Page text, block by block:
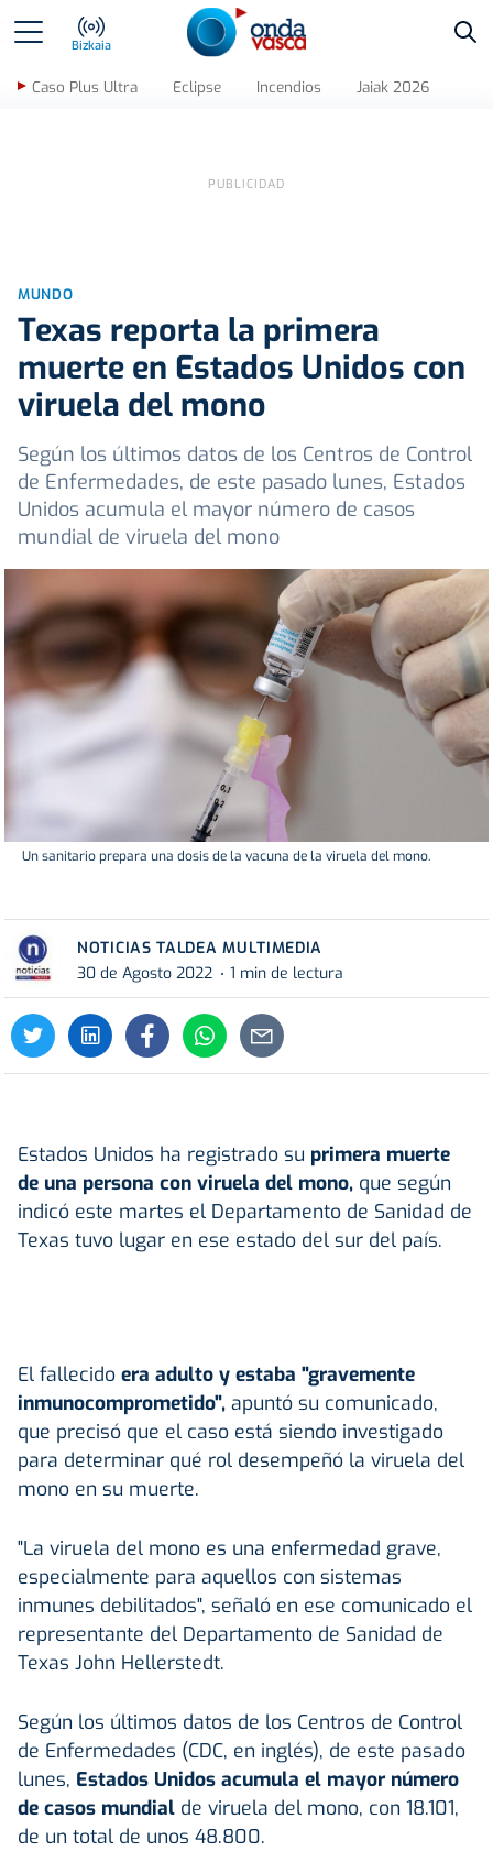
Bizkaia
Caso Plus Ultra Eclipse Incendios Jaiak 2026
MUNDO
Texas reporta la primera
muerte en Estados Unidos con
viruela del mono
Según los últimos datos de los Centros de Control
de Enfermedades, de este pasado lunes, Estados
Unidos acumula el mayor número de casos
mundial de viruela del mono
Un sanitario prepara una dosis de la vacuna de la viruela del mono.
NOTICIAS TALDEA MULTIMEDIA
30 de Agosto 2022
1 min de lectura
Estados Unidos ha registrado su primera muerte
de una persona con viruela del mono, que según
indicó este martes el Departamento de Sanidad de
Texas tuvo lugar en ese estado del sur del país.
El fallecido era adulto y estaba "gravemente
inmunocomprometido", apuntó su comunicado,
que precisó que el caso está siendo investigado
para determinar qué rol desempeñó la viruela del
mono en su muerte.
"La viruela del mono es una enfermedad grave,
especialmente para aquellos con sistemas
inmunes debilitados", señaló en ese comunicado el
representante del Departamento de Sanidad de
Texas John Hellerstedt.
Según los últimos datos de los Centros de Control
de Enfermedades (CDC, en inglés), de este pasado
lunes, Estados Unidos acumula el mayor número
de casos mundial de viruela del mono, con 18.101,
de un total de unos 48.800.